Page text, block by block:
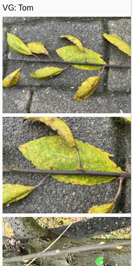
VG: Tom